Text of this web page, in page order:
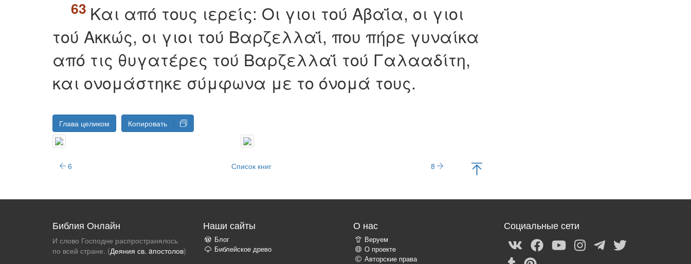
Kαι από τους ιερείς: Oι γιοι τού Aβαΐα, οι γιοι
τού Aκκώς, οι γιοι τού Bαρζελλαΐ, που πήρε γυναίκα
από τις θυγατέρες τού Bαρζελλαΐ τού Γαλααδίτη,
και ονομάστηκε σύμφωνα με το όνομά τους.
Глава целиком Копировать
6 Список книг 8
Библия Онлайн
И слово Господне распространялось
по всей стране. (Деяния св. aпостолов)
Наши сайты
Блог
Библейское древо
О нас
Веруем
О проекте
Авторские права
Социальные сети